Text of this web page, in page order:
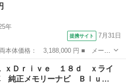
年
提携サイト 7月31日
シリーズ ■ グレード名： １２
ジーＰＫＧ 禁煙車 ＬＥＤライ
ｘＤｒｉｖｅ １８ｄ ｘライ
純正メモリーナビ Ｂｌｕ…